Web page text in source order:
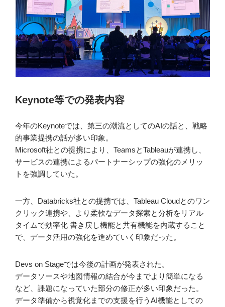
Keynote等での発表内容
今年のKeynoteでは、第三の潮流としてのAIの話と、戦略
的事業提携の話が多い印象。
Microsoft社との提携により、TeamsとTableauが連携し、
サービスの連携によるパートナーシップの強化のメリッ
トを強調していた。
一方、Databricks社との提携では、Tableau Cloudとのワン
クリック連携や、より柔軟なデータ探索と分析をリアル
タイムで効率化 書き戻し機能と共有機能を内蔵すること
で、データ活用の強化を進めていく印象だった。
Devs on Stageでは今後の計画が発表された。
データソースや地図情報の結合が今までより簡単になる
など、課題になっていた部分の修正が多い印象だった。
データ準備から視覚化までの支援を行うAI機能としての